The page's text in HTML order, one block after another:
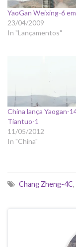
YaoGan Weixing-6
23/04/2009
In "Lançamentos"
China lança Yaogan-
Tiantuo-1
11/05/2012
In "China"
Chang Zheng-4C,